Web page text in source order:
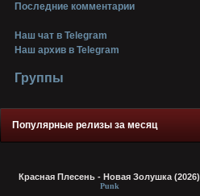
Последние комментарии
Наш чат в Telegram
Наш архив в Telegram
Группы
Популярные релизы за месяц
Красная Плесень - Новая Золушка (2026)
Punk